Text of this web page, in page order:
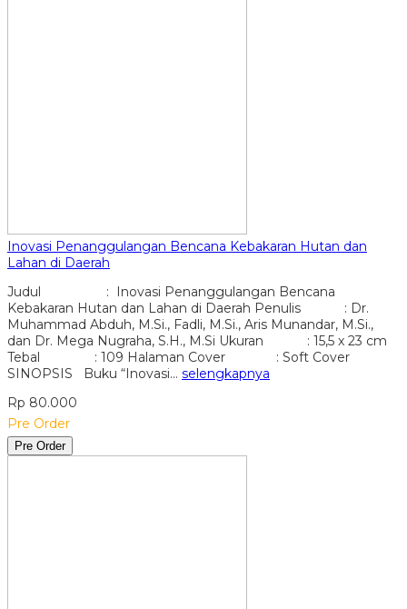
Inovasi Penanggulangan Bencana Kebakaran Hutan dan
Lahan di Daerah
Judul : Inovasi Penanggulangan Bencana
Kebakaran Hutan dan Lahan di Daerah Penulis : Dr.
Muhammad Abduh, M.Si., Fadli, M.Si., Aris Munandar, M.Si.,
dan Dr. Mega Nugraha, S.H., M.Si Ukuran : 15,5 x 23 cm
Tebal : 109 Halaman Cover : Soft Cover
SINOPSIS Buku “Inovasi… selengkapnya
Rp 80.000
Pre Order
Pre Order